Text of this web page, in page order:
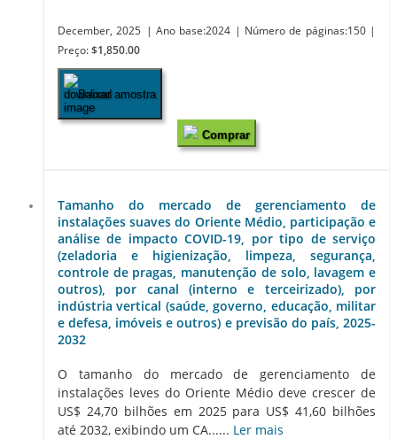
December, 2025 | Ano base:2024 | Número de páginas:150 |
Preço: $1,850.00
Baixar amostra
Comprar
Tamanho do mercado de gerenciamento de
instalações suaves do Oriente Médio, participação e
análise de impacto COVID-19, por tipo de serviço
(zeladoria e higienização, limpeza, segurança,
controle de pragas, manutenção de solo, lavagem e
outros), por canal (interno e terceirizado), por
indústria vertical (saúde, governo, educação, militar
e defesa, imóveis e outros) e previsão do país, 2025-
2032
O tamanho do mercado de gerenciamento de
instalações leves do Oriente Médio deve crescer de
US$ 24,70 bilhões em 2025 para US$ 41,60 bilhões
até 2032, exibindo um CA...... Ler mais